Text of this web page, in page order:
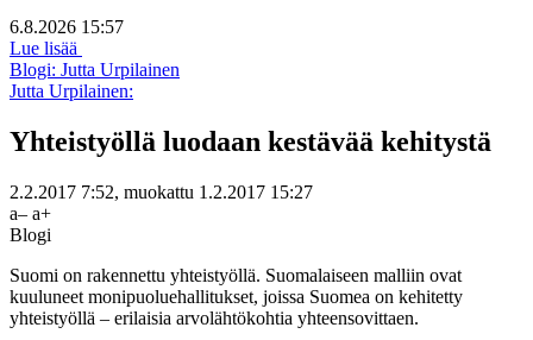
6.8.2026 15:57
Lue lisää
Blogi: Jutta Urpilainen
Jutta Urpilainen:
Yhteistyöllä luodaan kestävää kehitystä
2.2.2017 7:52, muokattu 1.2.2017 15:27
a– a+
Blogi
Suomi on rakennettu yhteistyöllä. Suomalaiseen malliin ovat
kuuluneet monipuoluehallitukset, joissa Suomea on kehitetty
yhteistyöllä – erilaisia arvolähtökohtia yhteensovittaen.